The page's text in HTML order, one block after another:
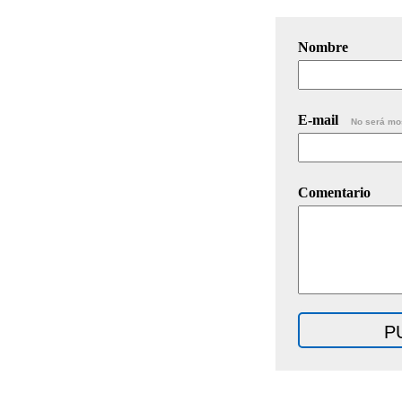
Nombre
E-mail No será
Comentario